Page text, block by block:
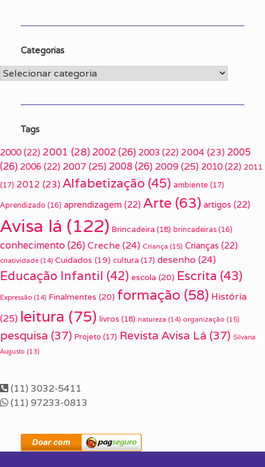
Categorias
Categorias
Tags
2000 (22) 2001 (28) 2002(26) 2003 (22) 2004 (23) 2005
(26) 2006 (22) 2007 (25) 2008(26) 2009(25) 2010 (22) 2011
(17) 2012 (23) Alfabetização (45) ambiente (17)
Aprendizado (16) aprendizagem (22) Arte (63) artigos (22)
Avisa lá (122) Brincadeira (18) brincadeiras (16)
conhecimento(26) Creche (24) Criança (15) Crianças (22)
criatividade (14) Cuidados (19) cultura (17) desenho (24)
Educação Infantil (42) escola (20) Escrita (43)
Expressão (14) Finalmentes (20) formação (58) História
(25) leitura (75) livros (18) natureza (14) organização (15)
pesquisa (37) Projeto (17) Revista Avisa Lá (37) Silvana
Augusto (13)
(11) 3032-5411
(11) 97233-0813